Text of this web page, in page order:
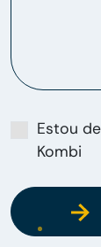
Estou
Kombi